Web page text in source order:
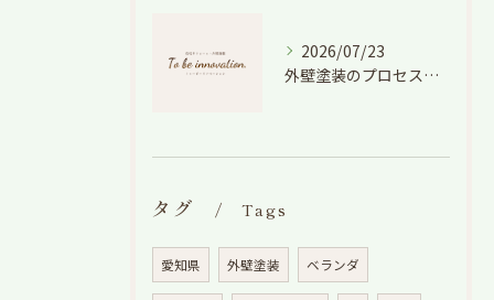
2026/07/23
外壁塗装のプロセスを愛知県でスムーズに進めるための工程と費用徹底解説
タグ Tags
愛知県 外壁塗装 ベランダ